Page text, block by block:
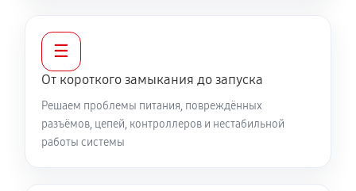
☰
От короткого замыкания до запуска
Решаем проблемы питания, повреждённых
разъёмов, цепей, контроллеров и нестабильной
работы системы